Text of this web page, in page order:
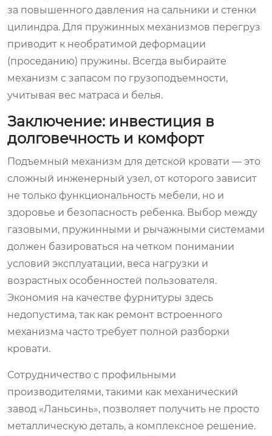
за повышенного давления на сальники и стенки
цилиндра. Для пружинных механизмов перегруз
приводит к необратимой деформации
(проседанию) пружины. Всегда выбирайте
механизм с запасом по грузоподъемности,
учитывая вес матраса и белья.
Заключение: инвестиция в
долговечность и комфорт
Подъемный механизм для детской кровати — это
сложный инженерный узел, от которого зависит
не только функциональность мебели, но и
здоровье и безопасность ребенка. Выбор между
газовыми, пружинными и рычажными системами
должен базироваться на четком понимании
условий эксплуатации, веса нагрузки и
возрастных особенностей пользователя.
Экономия на качестве фурнитуры здесь
недопустима, так как ремонт встроенного
механизма часто требует полной разборки
кровати.
Сотрудничество с профильными
производителями, такими как механический
завод «Ланьсинь», позволяет получить не просто
металлическую деталь, а комплексное решение.